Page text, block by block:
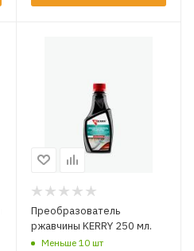
Преобразователь
ржавчины KERRY 250 мл.
Меньше 10 шт